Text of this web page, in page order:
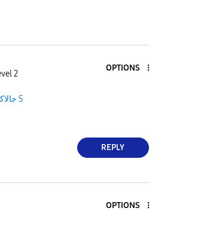
2
OPTIONS
جالاكسى S
REPLY
OPTIONS